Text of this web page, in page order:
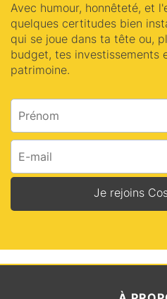
Avec humour, honnêteté, et
quelques certitudes bien
qui se joue dans ta tête ou,
budget, tes investissements
patrimoine.
Je rejoins